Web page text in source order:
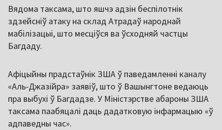
Вядома таксама, што яшчэ адзін беспілотнік
здзейсніў атаку на склад Атрадаў народнай
мабілізацыі, што месціўся ва ўсходняй частцы
Багдаду.
Афіцыйны прадстаўнік ЗША ў паведамленні каналу
«Аль-Джазійра» заявіў, што ў Вашынгтоне ведаюць
пра выбухі ў Багдадзе. У Міністэрстве абароны ЗША
таксама паабяцалі даць дадатковую інфармацыю «ў
адпаведны час».